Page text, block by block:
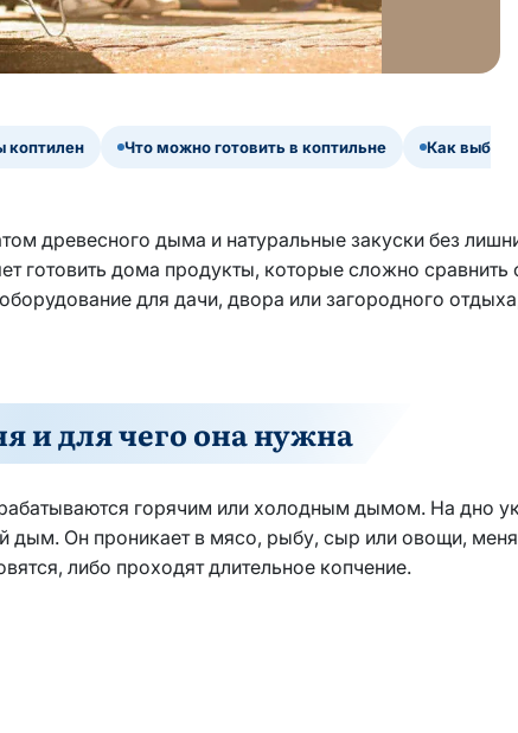
коптилен Что можно готовить в коптильне Как
древесного дыма и натуральные закуски без
готовить дома продукты, которые сложно сравнить
для дачи, двора или загородного
и для чего она нужна
горячим или холодным дымом. На дно
дым. Он проникает в мясо, рыбу, сыр или овощи,
либо проходят длительное копчение.